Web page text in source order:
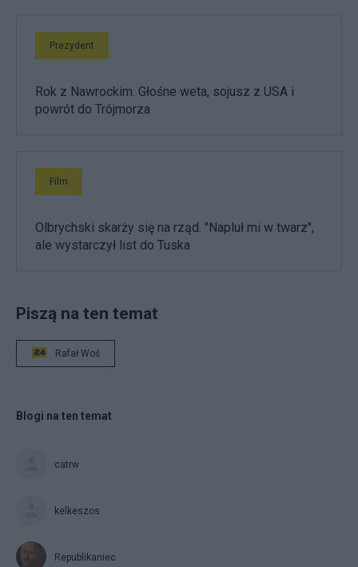
Prezydent
Rok z Nawrockim. Głośne weta, sojusz z USA i
powrót do Trójmorza
Film
Olbrychski skarży się na rząd. "Napluł mi w twarz",
ale wystarczył list do Tuska
Piszą na ten temat
Rafał Woś
Blogi na ten temat
catrw
kelkeszos
Republikaniec